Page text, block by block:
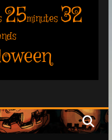
25minutes 32